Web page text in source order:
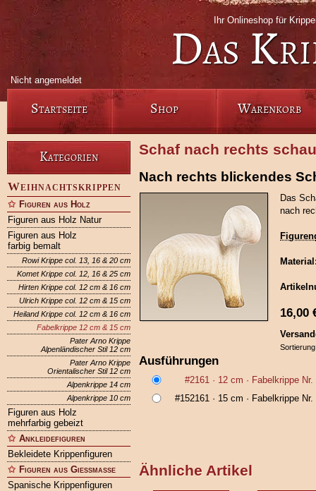
Ihr Onlineshop für
Das
Nicht angemeldet
Startseite Shop Warenkorb
Kategorien
Weihnachtskrippen
Figuren aus Holz
Figuren aus Holz Natur
Figuren aus Holz
farbig bemalt
Rowi Krippe col. 13, 16 & 20 cm
Komet Krippe col. 12, 16 & 25 cm
Hirten Krippe col. 12 cm & 16 cm
Ulrich Krippe col. 12 cm & 15 cm
Heiland Krippe col. 12 cm & 16 cm
Fabelkrippe 12 cm & 15 cm
Pater Arno Krippe
Alpenländischer Stil 12 cm
Pater Arno Krippe
Orientalischer Stil 12 cm
Alpenkrippe 14 cm
Alpenkrippe 10 cm
Figuren aus Holz
mehrfarbig gebeizt
Ankleidefiguren
Bekleidete Krippenfiguren
Figuren aus Gießmasse
Spanische Krippenfiguren
Schaf nach rechts
Nach rechts blickendes
Das
nach
16,00
Ausführungen
#2161 · 12 cm · Fabelkrippe
#152161 · 15 cm · Fabelkrippe
Ähnliche Artikel